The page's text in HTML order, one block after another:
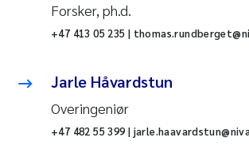
Forsker, ph.d.
+47 413 05 235 |
Jarle Håvardstun
Overingeniør
+47 482 55 399 |